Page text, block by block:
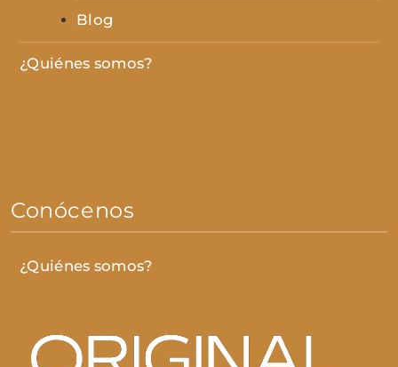
Blog
¿Quiénes somos?
Conócenos
¿Quiénes somos?